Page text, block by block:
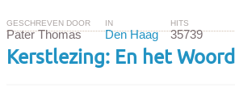
GESCHREVEN DOOR
Pater Thomas
IN
Den Haag
HITS
35739
Kerstlezing: En het